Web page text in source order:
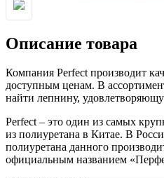
Описание товара
Компания Perfect производит
доступным ценам. В
найти лепнину,
Perfect – это один из самых
из полиуретана в Китае. В
полиуретана данного
официальным названием